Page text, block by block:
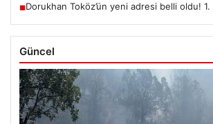
■Dorukhan Toköz’ün yeni adresi belli oldu! 1.
Güncel